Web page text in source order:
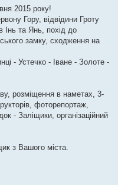
2015 року!
Гору, відвідини Гроту
Інь та Янь, похід до
замку, сходження на
- Устечко - Іване - Золоте -
розміщення в наметах, 3-
фоторепортаж,
- Заліщики, організаційний
з Вашого міста.